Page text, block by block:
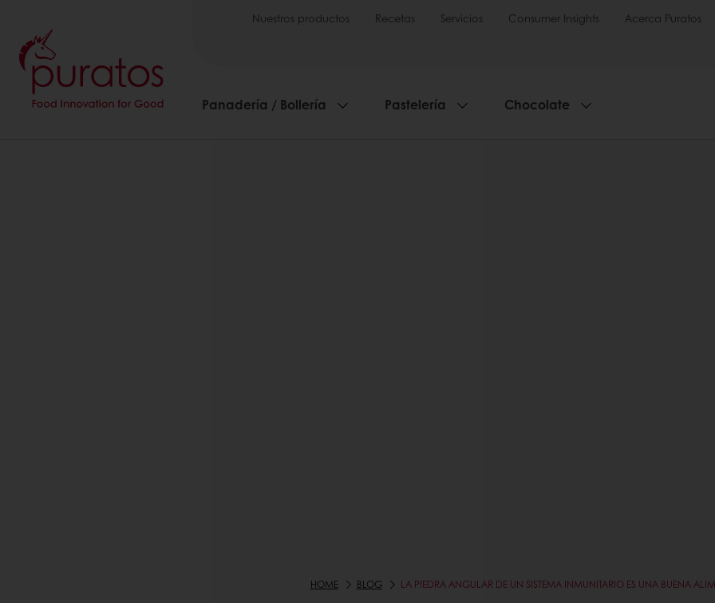
Nuestros productos Recetas Servicios Consumer Insights Acerca Puratos
Panadería / Bollería Pastelería Chocolate
HOME BLOG LA PIEDRA ANGULAR DE UN SISTEMA INMUNITARIO ES UNA BUENA